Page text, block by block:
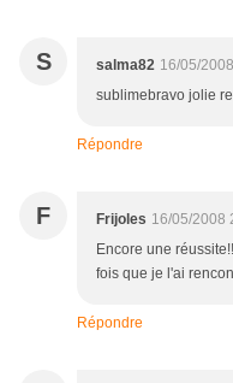
S salma82 16/05/
sublimebravo jolie
Répondre
F Frijoles 16/05/2008
Encore une
fois que je l'ai
Répondre